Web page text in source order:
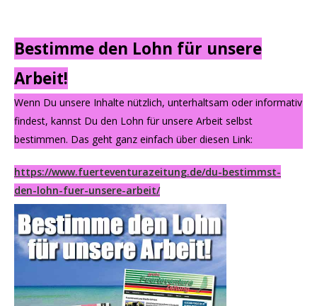
Bestimme den Lohn für unsere
Arbeit!
Wenn Du unsere Inhalte nützlich, unterhaltsam oder informativ
findest, kannst Du den Lohn für unsere Arbeit selbst
bestimmen. Das geht ganz einfach über diesen Link:
https://www.fuerteventurazeitung.de/du-bestimmst-
den-lohn-fuer-unsere-arbeit/